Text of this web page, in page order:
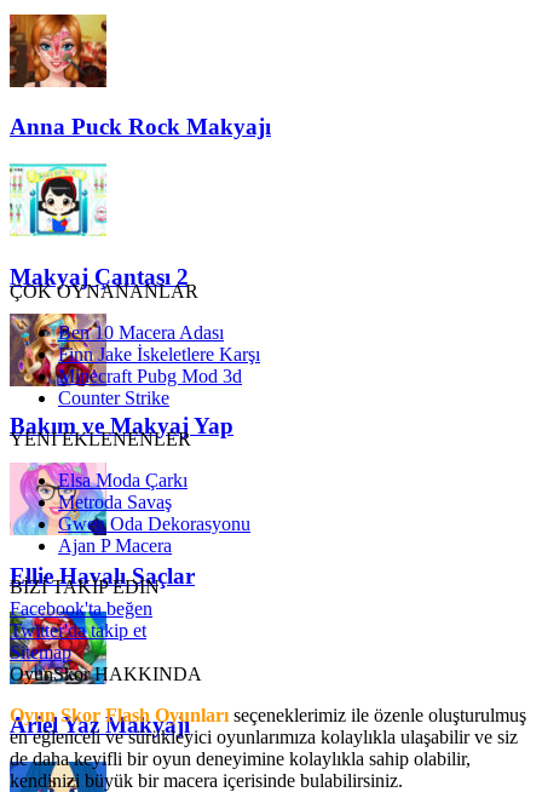
Anna Puck Rock Makyajı
Makyaj Çantası 2
Bakım ve Makyaj Yap
Ellie Havalı Saçlar
Ariel Yaz Makyajı
ÇOK OYNANANLAR
Ben 10 Macera Adası
Finn Jake İskeletlere Karşı
Minecraft Pubg Mod 3d
Counter Strike
YENİ EKLENENLER
Elsa Moda Çarkı
Metroda Savaş
Gwen Oda Dekorasyonu
Ajan P Macera
BİZİ TAKİP EDİN
Facebook'ta beğen
Twitter'da takip et
Sitemap
OyunSkor HAKKINDA
Oyun Skor Flash Oyunları seçeneklerimiz ile özenle oluşturulmuş
en eğlenceli ve sürükleyici oyunlarımıza kolaylıkla ulaşabilir ve siz
de daha keyifli bir oyun deneyimine kolaylıkla sahip olabilir,
kendinizi büyük bir macera içerisinde bulabilirsiniz.